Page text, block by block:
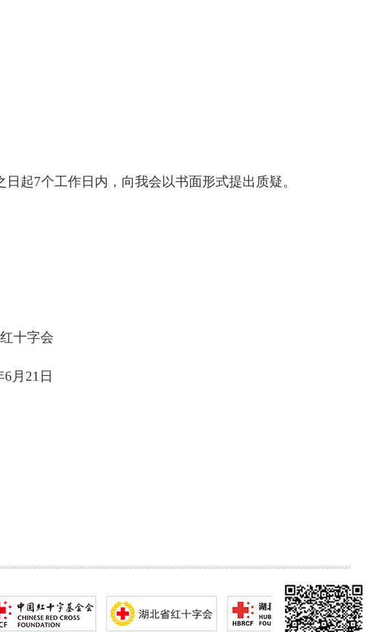
日起7个工作日内，向我会以书面形式提出质疑。
十字会
6 月 21 日